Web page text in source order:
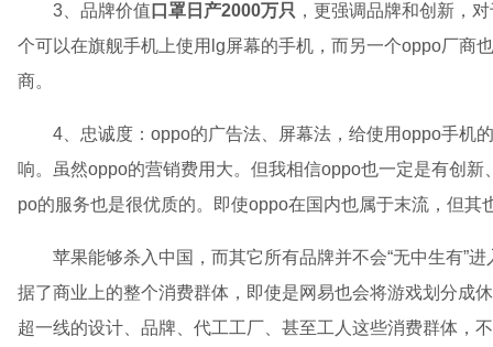
3、品牌价值 口罩日产2000万只 ，更强调品牌和创新，
个可以在旗舰手机上使用lg屏幕的手机，而另一个oppo厂商
商。
4、忠诚度：oppo的广告法、屏幕法，给使用oppo手机
响。虽然oppo的营销费用大。但我相信oppo也一定是有创
po的服务也是很优质的。即使oppo在国内也属于末流，但其
苹果能够杀入中国，而其它所有品牌并不会“无中生有”
据了商业上的整个消费群体，即使是网易也会将游戏划分成
超一线的设计、品牌、代工工厂、甚至工人这些消费群体，